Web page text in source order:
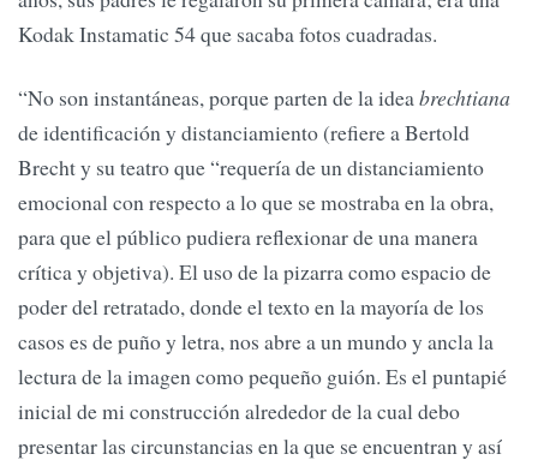
Kodak Instamatic 54 que sacaba fotos cuadradas.
“No son instantáneas, porque parten de la ideabrechtiana
de identificación y distanciamiento (refiere a Bertold
Brecht y su teatro que “requería de un distanciamiento
emocional con respecto a lo que se mostraba en la obra,
para que el público pudiera reflexionar de una manera
crítica y objetiva). El uso de la pizarra como espacio de
poder del retratado, donde el texto en la mayoría de los
casos es de puño y letra, nos abre a un mundo y ancla la
lectura de la imagen como pequeño guión. Es el puntapié
inicial de mi construcción alrededor de la cual debo
presentar las circunstancias en la que se encuentran y así